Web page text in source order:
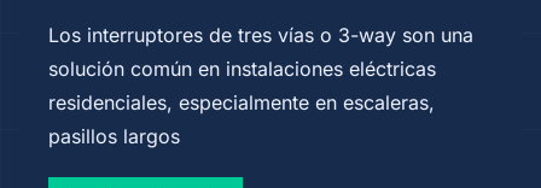
Los interruptores de tres vías o 3-way son una
solución común en instalaciones eléctricas
residenciales, especialmente en escaleras,
pasillos largos